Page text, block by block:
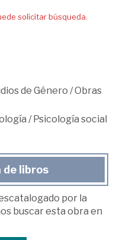
solicitar búsqueda.
de Género /Obras
/Psicología social
de libros
por la
buscar esta obra en